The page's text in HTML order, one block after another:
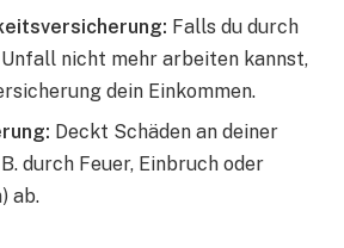
Falls du durch
nicht mehr arbeiten kannst,
dein Einkommen.
Deckt Schäden an deiner
durch Feuer, Einbruch oder
ab.